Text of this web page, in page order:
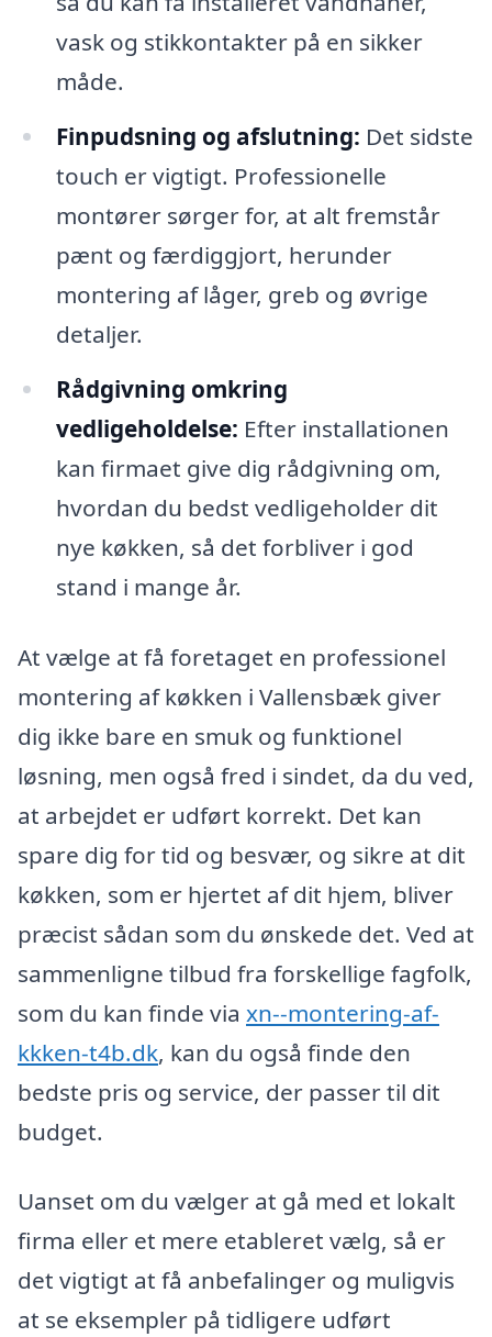
vask og stikkontakter på en sikker
måde.
Finpudsning og afslutning: Det sidste
touch er vigtigt. Professionelle
montører sørger for, at alt fremstår
pænt og færdiggjort, herunder
montering af låger, greb og øvrige
detaljer.
Rådgivning omkring
vedligeholdelse: Efter installationen
kan firmaet give dig rådgivning om,
hvordan du bedst vedligeholder dit
nye køkken, så det forbliver i god
stand i mange år.
At vælge at få foretaget en professionel
montering af køkken i Vallensbæk giver
dig ikke bare en smuk og funktionel
løsning, men også fred i sindet, da du ved,
at arbejdet er udført korrekt. Det kan
spare dig for tid og besvær, og sikre at dit
køkken, som er hjertet af dit hjem, bliver
præcist sådan som du ønskede det. Ved at
sammenligne tilbud fra forskellige fagfolk,
som du kan finde via xn--montering-af-
kkken-t4b.dk, kan du også finde den
bedste pris og service, der passer til dit
budget.
Uanset om du vælger at gå med et lokalt
firma eller et mere etableret vælg, så er
det vigtigt at få anbefalinger og muligvis
at se eksempler på tidligere udført